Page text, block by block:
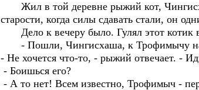
Жил в той деревне рыжий кот,
старости, когда силы сдавать стали, он
Дело к вечеру было. Гулял этот котик
- Пошли, Чингисхаша, к Трофимычу на
- Не хочется что-то, - рыжий отвечает. -
- Боишься его?
- А то нет! Всем известно, Трофимыч -